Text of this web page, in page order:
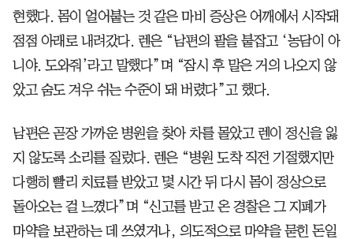
현했다. 몸이 얼어붙는 것 같은 마비 증상은 어깨에서 시작돼
점점 아래로 내려갔다. 렌은 “남편의 팔을 붙잡고 ‘농담이 아
니야. 도와줘’라고 말했다”며 “잠시 후 말은 거의 나오지 않
았고 숨도 겨우 쉬는 수준이 돼 버렸다”고 했다.
남편은 곧장 가까운 병원을 찾아 차를 몰았고 렌이 정신을 잃
지 않도록 소리를 질렀다. 렌은 “병원 도착 직전 기절했지만
다행히 빨리 치료를 받았고 몇 시간 뒤 다시 몸이 정상으로
돌아오는 걸 느꼈다”며 “신고를 받고 온 경찰은 그 지폐가
마약을 보관하는 데 쓰였거나, 의도적으로 마약을 묻힌 돈일